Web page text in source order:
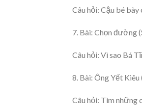
Câu hỏi: Cậu bé bày
7. Bài: Chọn đường
Câu hỏi: Vì sao Bá
8. Bài: Ông Yết Kiêu
Câu hỏi: Tìm những